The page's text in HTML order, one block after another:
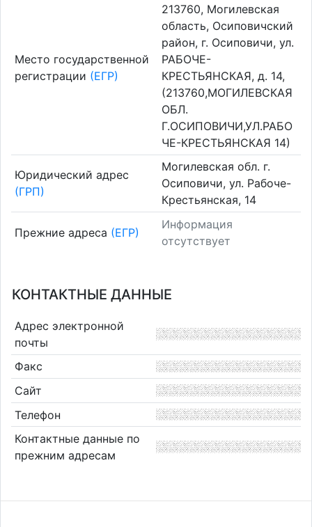
Место государственной
регистрации (ЕГР)
213760, Могилевская
область, Осиповичский
район, г. Осиповичи, ул.
РАБОЧЕ-
КРЕСТЬЯНСКАЯ, д. 14,
(213760,МОГИЛЕВСКАЯ
ОБЛ.
Г.ОСИПОВИЧИ,УЛ.РАБО
ЧЕ-КРЕСТЬЯНСКАЯ 14)
Юридический адрес
(ГРП)
Могилевская обл. г.
Осиповичи, ул. Рабоче-
Крестьянская, 14
Прежние адреса (ЕГР)
Информация
отсутствует
КОНТАКТНЫЕ ДАННЫЕ
Адрес электронной
почты
Факс
Сайт
Телефон
Контактные данные по
прежним адресам